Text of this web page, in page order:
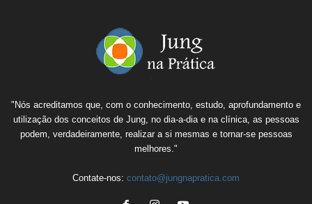
"Nós acreditamos que, com o conhecimento, estudo, aprofundamento e
utilização dos conceitos de Jung, no dia-a-dia e na clínica, as pessoas
podem, verdadeiramente, realizar a si mesmas e tornar-se pessoas
melhores."
Contate-nos: contato@jungnapratica.com